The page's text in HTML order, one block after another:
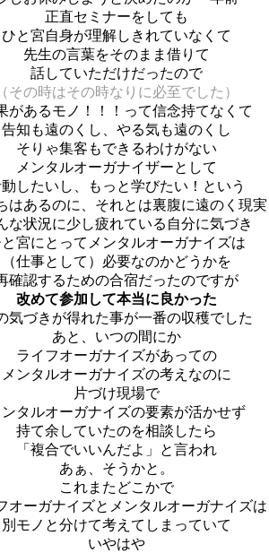
正直セミナーをしても
ひと宮自身が理解しきれていなくて
先生の言葉をそのまま借りて
話していただけだったので
（その時はその時なりに必至でした）
があるモノ！！！って信念持てなくて
告知も遠のくし、やる気も遠のくし
そりゃ集客もできるわけがない
メンタルオーガナイザーとして
したいし、もっと学びたい！という
はあるのに、それとは裏腹に遠のく現実
な状況に少し疲れている自分に気づき
宮にとってメンタルオーガナイズは
（仕事として）必要なのかどうかを
確認するための合宿だったのですが
改めて参加して本当に良かった
気づきが得れた事が一番の収穫でした
あと、いつの間にか
ライフオーガナイズがあっての
メンタルオーガナイズの考えなのに
片づけ現場で
ンタルオーガナイズの要素が活かせず
持て余していたのを相談したら
「複合でいいんだよ」と言われ
あぁ、そうかと。
これまたどこかで
オーガナイズとメンタルオーガナイズは
別モノと分けて考えてしまっていて
いやはや